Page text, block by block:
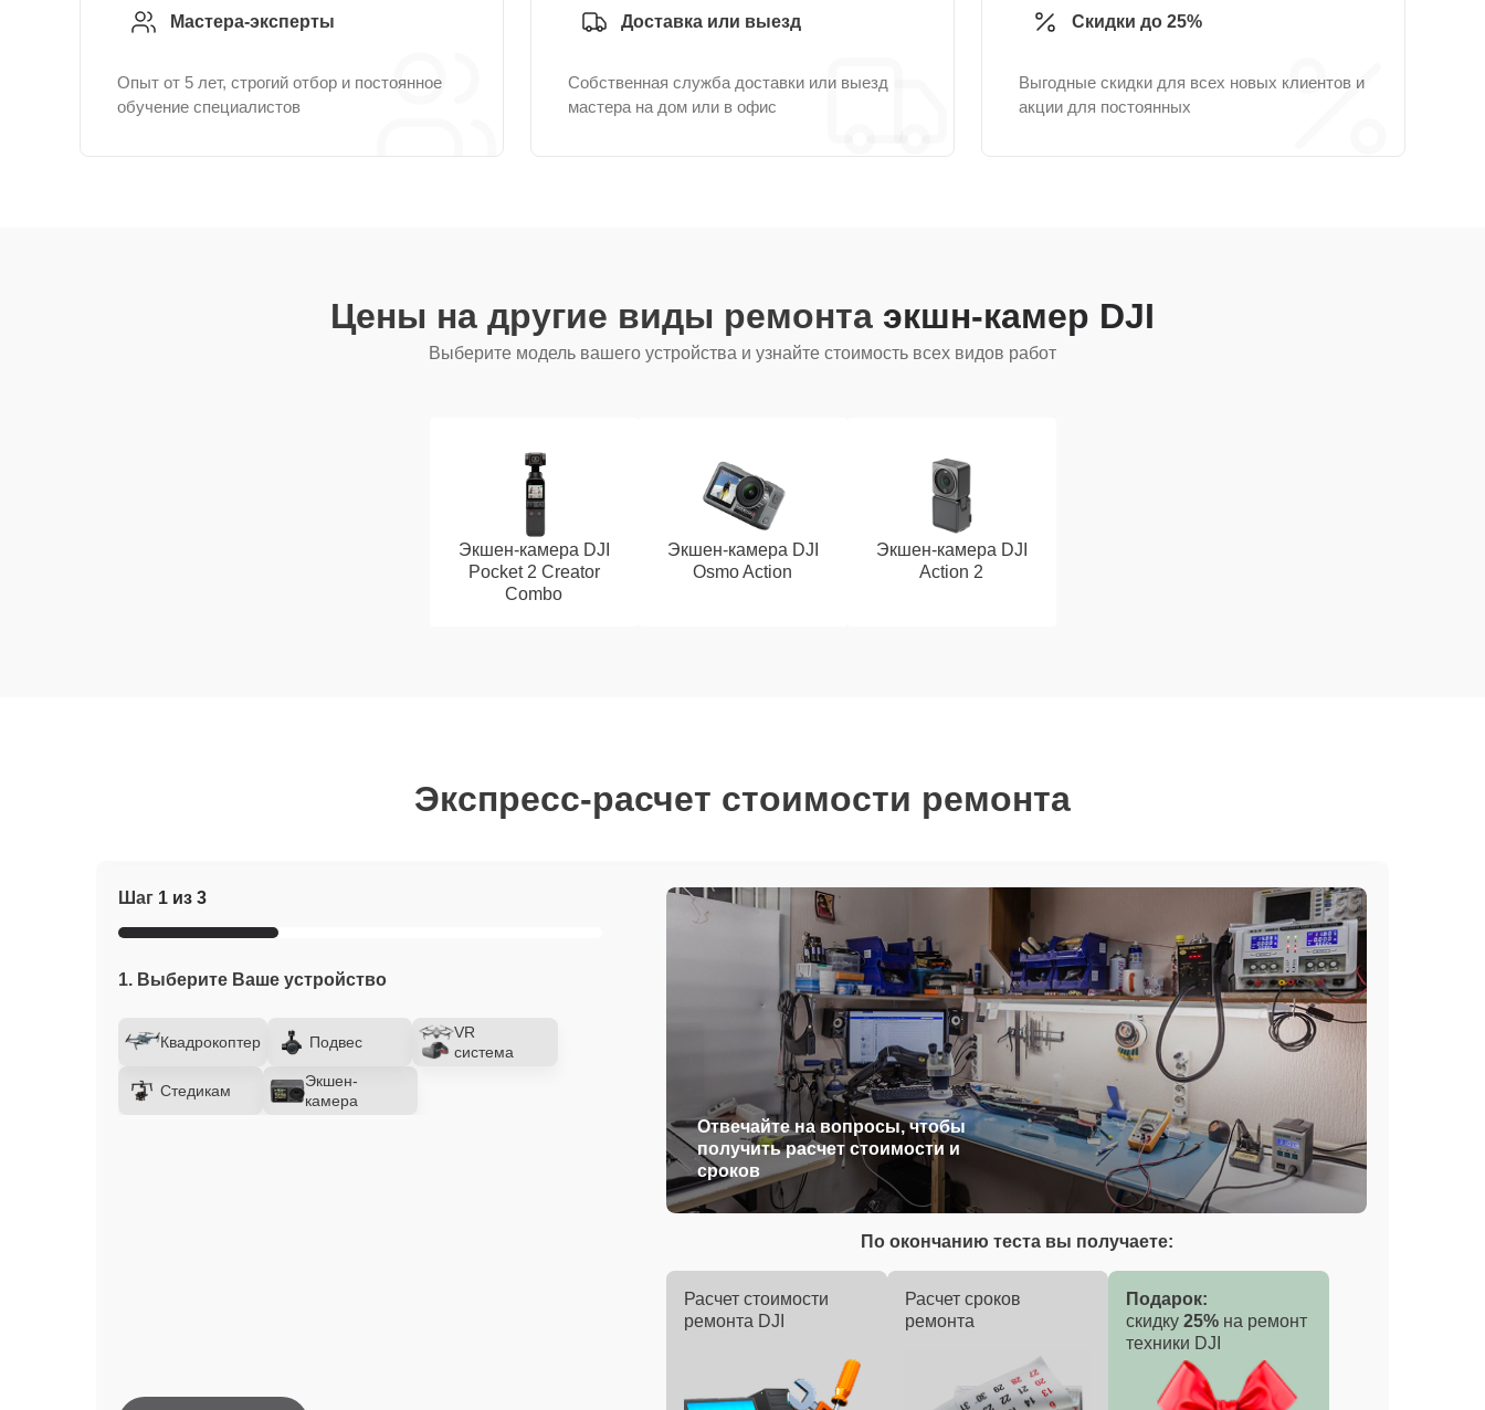
Мастера-эксперты
Опыт от 5 лет, строгий отбор и постоянное
обучение специалистов
Доставка или выезд
Собственная служба доставки или выезд
мастера на дом или в офис
Скидки до 25%
Выгодные скидки для всех новых клиентов и
акции для постоянных
Цены на другие виды ремонта экшн-камер DJI
Выберите модель вашего устройства и узнайте стоимость всех видов работ
Экшен-камера DJI
Pocket 2 Creator
Combo
Экшен-камера DJI
Osmo Action
Экшен-камера DJI
Action 2
Экспресс-расчет стоимости ремонта
Шаг 1 из 3
1. Выберите Ваше устройство
Квадрокоптер Подвес
VR
система
Стедикам
Экшен-
камера
Отвечайте на вопросы, чтобы
получить расчет стоимости и
сроков
По окончанию теста вы получаете:
Расчет стоимости
ремонта DJI
Расчет сроков
ремонта
Подарок:
скидку 25% на ремонт
техники DJI